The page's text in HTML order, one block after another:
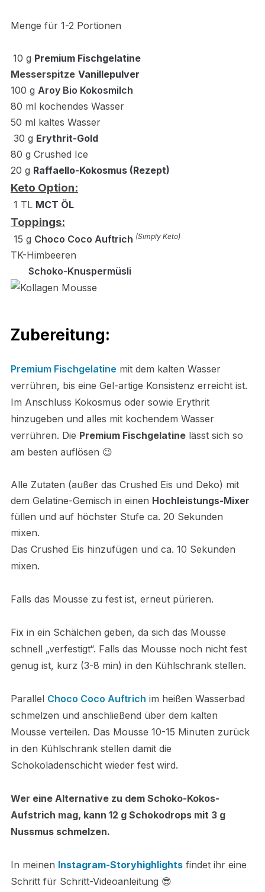
Menge für 1-2 Portionen
10 g Premium Fischgelatine
Messerspitze Vanillepulver
100 g Aroy Bio Kokosmilch
80 ml kochendes Wasser
50 ml kaltes Wasser
30 g Erythrit-Gold
80 g Crushed Ice
20 g Raffaello-Kokosmus (Rezept)
Keto Option:
1 TL MCT ÖL
Toppings:
15 g Choco Coco Auftrich (Simply Keto)
TK-Himbeeren
Schoko-Knuspermüsli
Zubereitung:
Premium Fischgelatine mit dem kalten Wasser
verrühren, bis eine Gel-artige Konsistenz erreicht ist.
Im Anschluss Kokosmus oder sowie Erythrit
hinzugeben und alles mit kochendem Wasser
verrühren. Die Premium Fischgelatinelässt sich so
am besten auflösen 😉
Alle Zutaten (außer das Crushed Eis und Deko) mit
dem Gelatine-Gemisch in einen Hochleistungs-Mixer
füllen und auf höchster Stufe ca. 20 Sekunden
mixen.
Das Crushed Eis hinzufügen und ca. 10 Sekunden
mixen.
Falls das Mousse zu fest ist, erneut pürieren.
Fix in ein Schälchen geben, da sich das Mousse
schnell „verfestigt“. Falls das Mousse noch nicht fest
genug ist, kurz (3-8 min) in den Kühlschrank stellen.
Parallel Choco Coco Auftrich im heißen Wasserbad
schmelzen und anschließend über dem kalten
Mousse verteilen. Das Mousse 10-15 Minuten zurück
in den Kühlschrank stellen damit die
Schokoladenschicht wieder fest wird.
Wer eine Alternative zu dem Schoko-Kokos-
Aufstrich mag, kann 12 g Schokodrops mit 3 g
Nussmus schmelzen.
In meinen Instagram-Storyhighlightsfindet ihr eine
Schritt für Schritt-Videoanleitung 😎